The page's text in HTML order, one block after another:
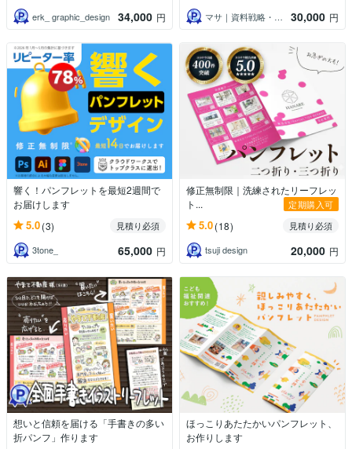
erk_ graphic_design
34,000 円
マサ｜資料戦略・情報設計パートナー
30,000 円
響く！パンフレットを最短2週間で
お届けします
5.0(3)
見積り必須
3tone_
65,000 円
修正無制限｜洗練されたリーフレッ
ト...
定期購入可
5.0(18)
見積り必須
tsuji design
20,000 円
想いと信頼を届ける「手書きの多い
折パンフ」作ります
ほっこりあたたかいパンフレット、
お作りします